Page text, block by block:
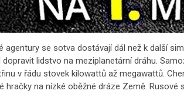
agentury se sotva dostávají dál než k další
lidstvo na meziplanetární dráhu.
v řádu stovek kilowattů až megawattů.
hračky na nízké oběžné dráze Země.